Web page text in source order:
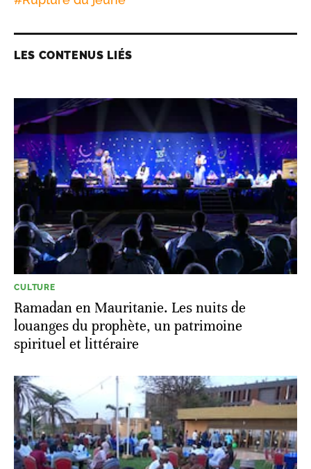
LES CONTENUS LIÉS
CULTURE
Ramadan en Mauritanie. Les nuits de
louanges du prophète, un patrimoine
spirituel et littéraire